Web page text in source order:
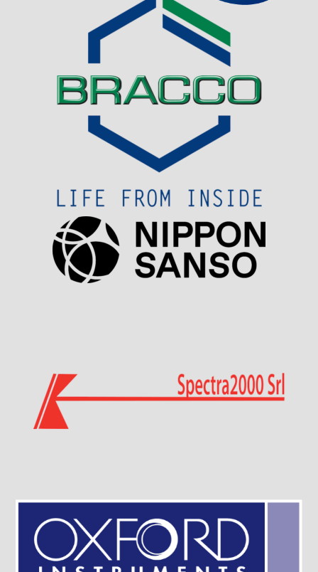
Visit Sponsor Page
Visit Sponsor Page
Visit Sponsor Page